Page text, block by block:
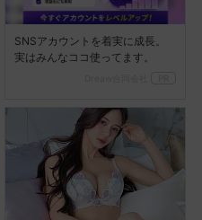
SNSアカウントを着実に成長。
実はみんなココ使ってます。